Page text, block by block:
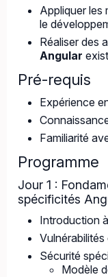
Appliquer les
le
Réaliser des
Angular
Pré-requis
Expérience
Familiarité
Programme
Jour 1 :
spécificités
Introduction
Sécurité
Modèle